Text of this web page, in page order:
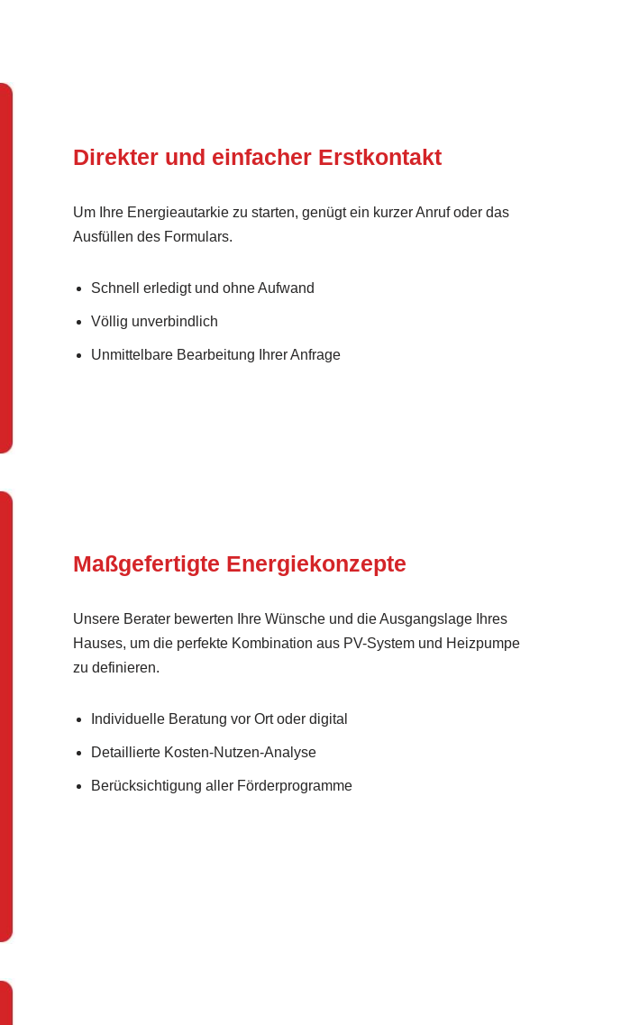
Direkter und einfacher Erstkontakt
Um Ihre Energieautarkie zu starten, genügt ein kurzer Anruf oder das
Ausfüllen des Formulars.
Schnell erledigt und ohne Aufwand
Völlig unverbindlich
Unmittelbare Bearbeitung Ihrer Anfrage
Maßgefertigte Energie­konzepte
Unsere Berater bewerten Ihre Wünsche und die Ausgangslage Ihres
Hauses, um die perfekte Kombination aus PV-System und Heizpumpe
zu definieren.
Individuelle Beratung vor Ort oder digital
Detaillierte Kosten-Nutzen-Analyse
Berücksichtigung aller Förderprogramme